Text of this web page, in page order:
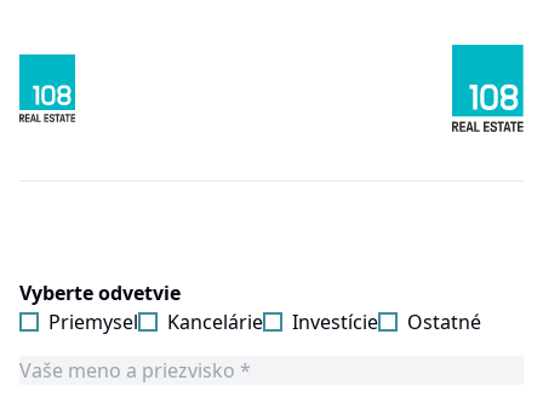
Vyberte odvetvie
Priemysel
Kancelárie Investície Ostatné